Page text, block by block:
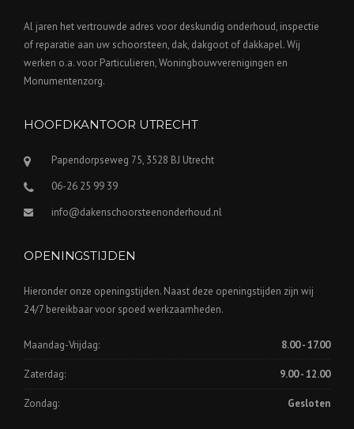
Al jaren het vertrouwde adres voor deskundig onderhoud, inspectie
of reparatie aan uw schoorsteen, dak, dakgoot of dakkapel. Wij
werken o.a. voor Particulieren, Woningbouwverenigingen en
Monumentenzorg.
HOOFDKANTOOR UTRECHT
Papendorpseweg 75, 3528 BJ Utrecht
06-26 25 99 39
info@dakenschoorsteenonderhoud.nl
OPENINGSTIJDEN
Hieronder onze openingstijden. Naast deze openingstijden zijn wij
24/7 bereikbaar voor spoed werkzaamheden.
Maandag-Vrijdag: 8.00 - 17.00
Zaterdag: 9.00 - 12.00
Zondag: Gesloten